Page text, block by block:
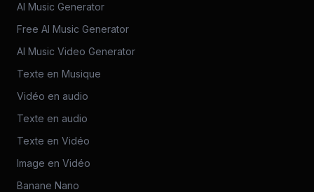
AI Music Generator
Free AI Music Generator
AI Music Video Generator
Texte en Musique
Vidéo en audio
Texte en audio
Texte en Vidéo
Image en Vidéo
Banane Nano